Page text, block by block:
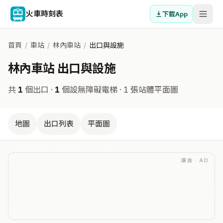
火車時刻表 下載App
首頁 / 車站 / 林內車站 / 出口與設施
林內車站 出口與設施
共 1 個出口 · 1 個設無障礙電梯 · 1 張站體平面圖
地圖 出口列表 平面圖
廣告 · AD